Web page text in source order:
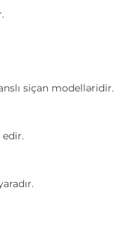
siçan modelləridir.